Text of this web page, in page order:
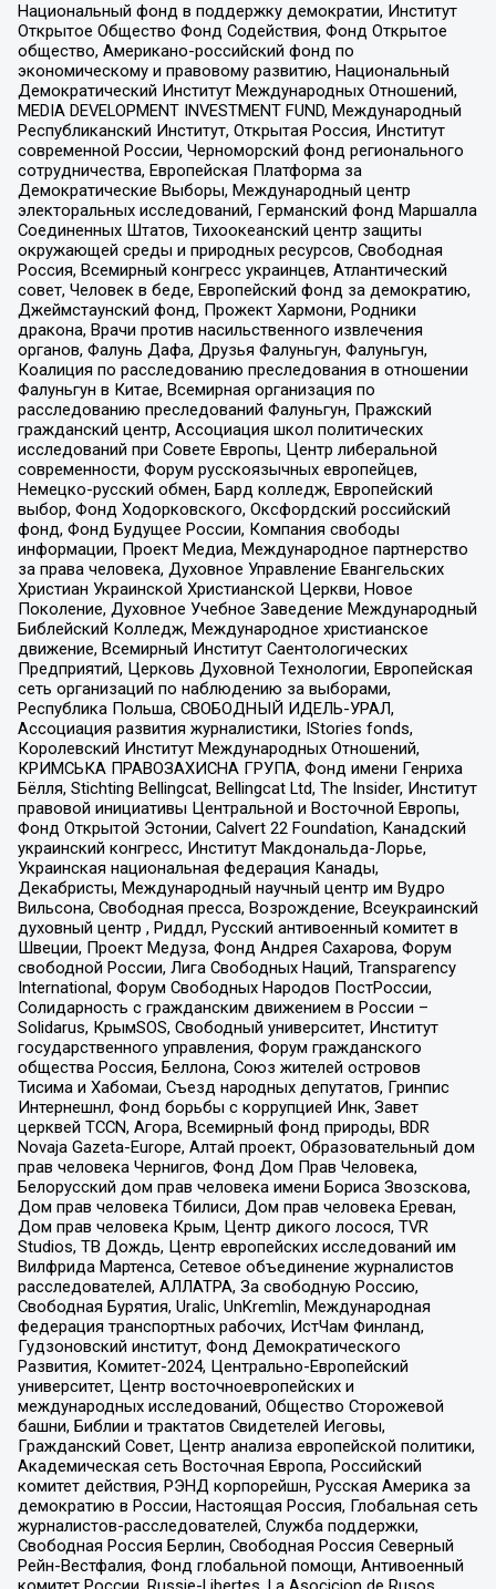
Национальный фонд в поддержку демократии, Институт
Открытое Общество Фонд Содействия, Фонд Открытое
общество, Американо-российский фонд по
экономическому и правовому развитию, Национальный
Демократический Институт Международных Отношений,
MEDIA DEVELOPMENT INVESTMENT FUND, Международный
Республиканский Институт, Открытая Россия, Институт
современной России, Черноморский фонд регионального
сотрудничества, Европейская Платформа за
Демократические Выборы, Международный центр
электоральных исследований, Германский фонд Маршалла
Соединенных Штатов, Тихоокеанский центр защиты
окружающей среды и природных ресурсов, Свободная
Россия, Всемирный конгресс украинцев, Атлантический
совет, Человек в беде, Европейский фонд за демократию,
Джеймстаунский фонд, Прожект Хармони, Родники
дракона, Врачи против насильственного извлечения
органов, Фалунь Дафа, Друзья Фалуньгун, Фалуньгун,
Коалиция по расследованию преследования в отношении
Фалуньгун в Китае, Всемирная организация по
расследованию преследований Фалуньгун, Пражский
гражданский центр, Ассоциация школ политических
исследований при Совете Европы, Центр либеральной
современности, Форум русскоязычных европейцев,
Немецко-русский обмен, Бард колледж, Европейский
выбор, Фонд Ходорковского, Оксфордский российский
фонд, Фонд Будущее России, Компания свободы
информации, Проект Медиа, Международное партнерство
за права человека, Духовное Управление Евангельских
Христиан Украинской Христианской Церкви, Новое
Поколение, Духовное Учебное Заведение Международный
Библейский Колледж, Международное христианское
движение, Всемирный Институт Саентологических
Предприятий, Церковь Духовной Технологии, Европейская
сеть организаций по наблюдению за выборами,
Республика Польша, СВОБОДНЫЙ ИДЕЛЬ-УРАЛ,
Ассоциация развития журналистики, IStories fonds,
Королевский Институт Международных Отношений,
КРИМСЬКА ПРАВОЗАХИСНА ГРУПА, Фонд имени Генриха
Бёлля, Stichting Bellingcat, Bellingcat Ltd, The Insider, Институт
правовой инициативы Центральной и Восточной Европы,
Фонд Открытой Эстонии, Calvert 22 Foundation, Канадский
украинский конгресс, Институт Макдональда-Лорье,
Украинская национальная федерация Канады,
Декабристы, Международный научный центр им Вудро
Вильсона, Свободная пресса, Возрождение, Всеукраинский
духовный центр , Риддл, Русский антивоенный комитет в
Швеции, Проект Медуза, Фонд Андрея Сахарова, Форум
свободной России, Лига Свободных Наций, Transparеncy
International, Форум Свободных Народов ПостРоссии,
Солидарность с гражданским движением в России –
Solidarus, КрымSOS, Свободный университет, Институт
государственного управления, Форум гражданского
общества Россия, Беллона, Союз жителей островов
Тисима и Хабомаи, Съезд народных депутатов, Гринпис
Интернешнл, Фонд борьбы с коррупцией Инк, Завет
церквей TCCN, Агора, Всемирный фонд природы, BDR
Novaja Gazeta-Europe, Алтай проект, Образовательный дом
прав человека Чернигов, Фонд Дом Прав Человека,
Белорусский дом прав человека имени Бориса Звозскова,
Дом прав человека Тбилиси, Дом прав человека Ереван,
Дом прав человека Крым, Центр дикого лосося, TVR
Studios, ТВ Дождь, Центр европейских исследований им
Вилфрида Мартенса, Сетевое объединение журналистов
расследователей, АЛЛАТРА, За свободную Россию,
Свободная Бурятия, Uralic, UnKremlin, Международная
федерация транспортных рабочих, ИстЧам Финланд,
Гудзоновский институт, Фонд Демократического
Развития, Комитет-2024, Центрально-Европейский
университет, Центр восточноевропейских и
международных исследований, Общество Сторожевой
башни, Библии и трактатов Свидетелей Иеговы,
Гражданский Совет, Центр анализа европейской политики,
Академическая сеть Восточная Европа, Российский
комитет действия, РЭНД корпорейшн, Русская Америка за
демократию в России, Настоящая Россия, Глобальная сеть
журналистов-расследователей, Служба поддержки,
Свободная Россия Берлин, Свободная Россия Северный
Рейн-Вестфалия, Фонд глобальной помощи, Антивоенный